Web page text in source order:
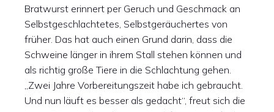
Bratwurst erinnert per Geruch und Geschmack an
Selbstgeschlachtetes, Selbstgeräuchertes von
früher. Das hat auch einen Grund darin, dass die
Schweine länger in ihrem Stall stehen können und
als richtig große Tiere in die Schlachtung gehen.
„Zwei Jahre Vorbereitungszeit habe ich gebraucht.
Und nun läuft es besser als gedacht“, freut sich die